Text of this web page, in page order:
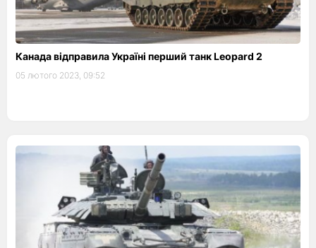
Канада відправила Україні перший танк Leopard 2
05 лютого 2023, 09:52